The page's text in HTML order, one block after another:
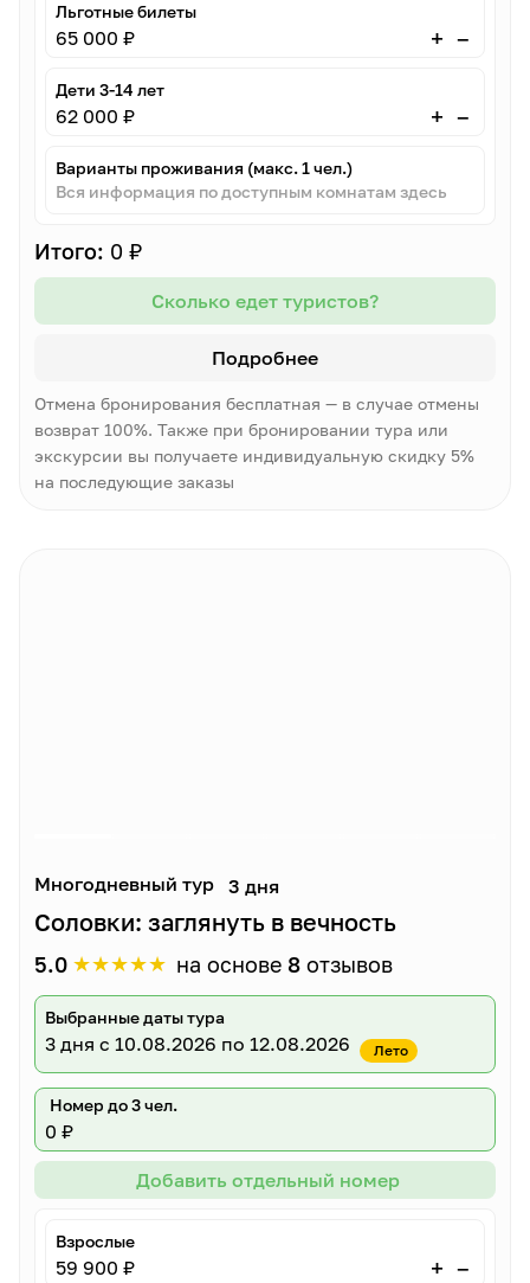
Льготные билеты
65 000 ₽ + –
Дети 3-14 лет
62 000 ₽ + –
Варианты проживания (макс. 1 чел.)
Вся информация по доступным комнатам здесь
Итого: 0 ₽
Сколько едет туристов?
Подробнее
Отмена бронирования бесплатная — в случае отмены
возврат 100%. Также при бронировании тура или
экскурсии вы получаете индивидуальную скидку 5%
на последующие заказы
Многодневный тур 3 дня
Соловки: заглянуть в вечность
5.0 ★★★★★ на основе 8 отзывов
Выбранные даты тура
3 дня с 10.08.2026 по 12.08.2026 Лето
Номер до 3 чел.
0 ₽
Добавить отдельный номер
Взрослые
59 900 ₽ + –